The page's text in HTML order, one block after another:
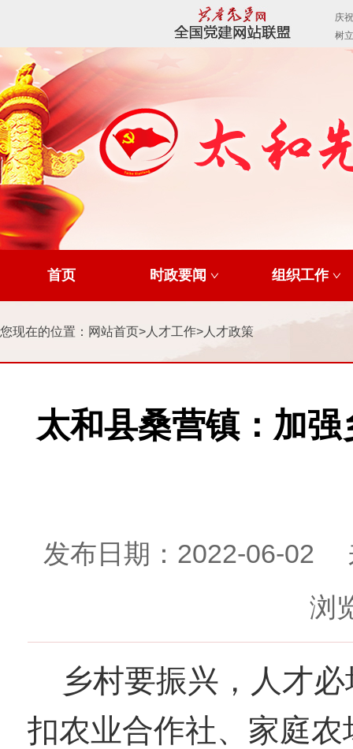
首页 时政要闻 组织工作
您现在的位置： 网站首页> 人才工作> 人才政策
太和县桑营镇：加
发布日期：2022-06-
浏
乡村要振兴，人才
扣农业合作社、家庭